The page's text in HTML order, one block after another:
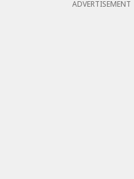
ADVERTISEMENT